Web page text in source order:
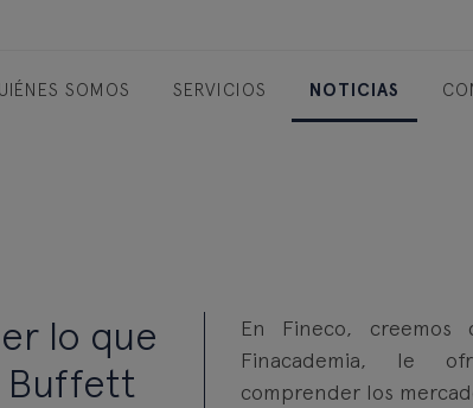
SOMOS SERVICIOS NOTICIAS
lo que
Buffett
En Fineco,
Finacademia, le
comprender los